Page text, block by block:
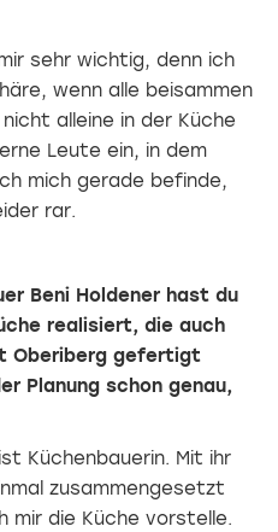
sehr wichtig, denn ich
wenn alle beisammen
alleine in der Küche
Leute ein, in dem
mich gerade befinde,
rar.
Beni Holdener hast du
realisiert, die auch
Oberiberg gefertigt
Planung schon genau,
Küchenbauerin. Mit ihr
zusammengesetzt
mir die Küche vorstelle.